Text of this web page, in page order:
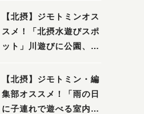
【北摂】ジモトミンオス
スメ！「北摂水遊びスポ
ット」川遊びに公園、プ
吹田・茨木・高槻）
【北摂】ジモトミン・編
集部オススメ！「雨の日
に子連れで遊べる室内ス